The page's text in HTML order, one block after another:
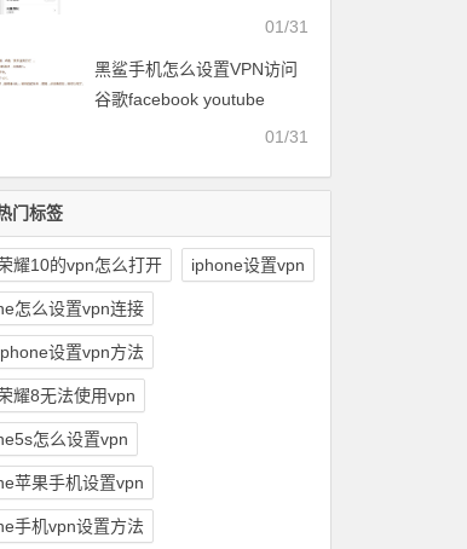
01/31
黑鲨手机怎么设置VPN访问
谷歌facebook youtube
01/31
门标签
耀10的vpn怎么打开 iphone设置vpn
怎么设置vpn连接
设置vpn方法
耀8无法使用vpn
怎么设置vpn
苹果手机设置vpn
手机vpn设置方法